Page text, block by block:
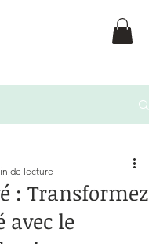
: Transformez
avec le
de lecture